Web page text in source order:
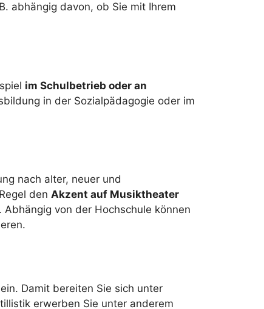
abhängig davon, ob Sie mit Ihrem
im Schulbetrieb oder an
in der Sozialpädagogie oder im
nach alter, neuer und
den Akzent auf Musiktheater
von der Hochschule können
Damit bereiten Sie sich unter
erwerben Sie unter anderem